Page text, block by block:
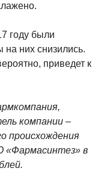
году были
на них снизились.
приведет к
компании –
происхождения
«Фармасинтез» в